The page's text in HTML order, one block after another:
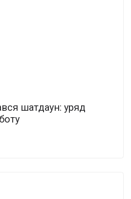
шатдаун: уряд